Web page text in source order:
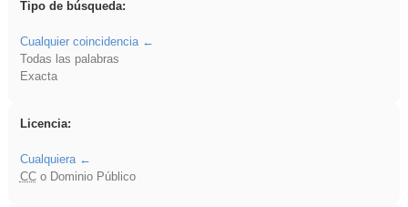
Tipo de búsqueda:
Cualquier coincidencia
Todas las palabras
Exacta
Licencia:
Cualquiera
CCo Dominio Público